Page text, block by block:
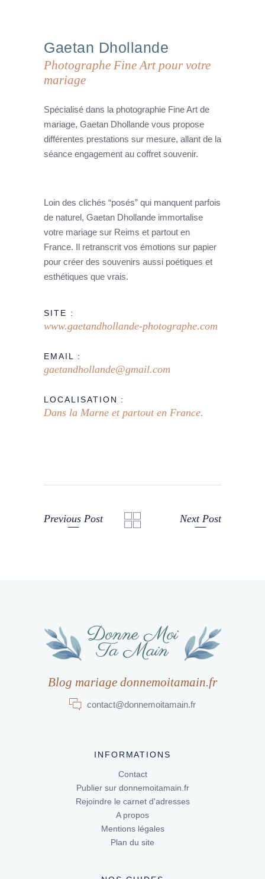
Gaetan Dhollande
Photographe Fine Art pour votre
mariage
Spécialisé dans la photographie Fine Art de
mariage, Gaetan Dhollande vous propose
différentes prestations sur mesure, allant de la
séance engagement au coffret souvenir.
Loin des clichés “posés” qui manquent parfois
de naturel, Gaetan Dhollande immortalise
votre mariage sur Reims et partout en
France. Il retranscrit vos émotions sur papier
pour créer des souvenirs aussi poétiques et
esthétiques que vrais.
SITE :
www.gaetandhollande-photographe.com
EMAIL :
gaetandhollande@gmail.com
LOCALISATION :
Dans la Marne et partout en France.
Previous Post Next Post
Blog mariage donnemoitamain.fr
contact@donnemoitamain.fr
INFORMATIONS
Contact
Publier sur donnemoitamain.fr
Rejoindre le carnet d'adresses
A propos
Mentions légales
Plan du site